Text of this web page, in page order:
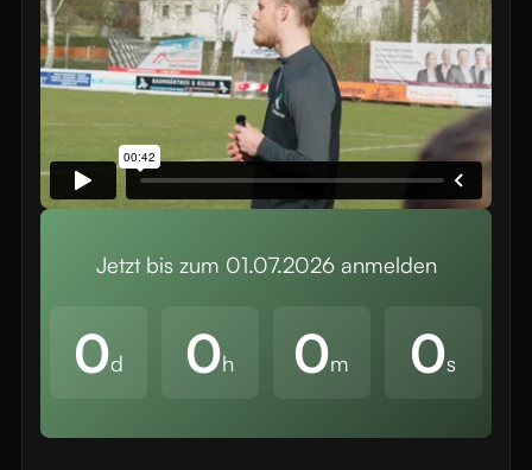
Jetzt bis zum 01.07.2026anmelden
0d 0h 0m 0s